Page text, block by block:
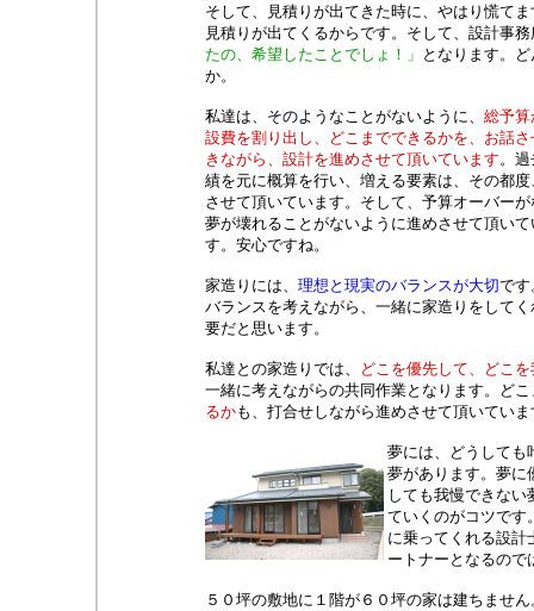
そして、見積りが出てきた時に、やはり慌て
見積りが出てくるからです。そして、設計事
たの、希望したことでしょ！」 となります。
か。
私達は、そのようなことがないように、 総予算
設費を割り出し、どこまでできるかを、お話さ
きながら、設計を進めさせて頂いています。
績を元に概算を行い、増える要素は、その都度
させて頂いています。そして、予算オーバー
夢が壊れることがないように進めさせて頂いて
す。安心ですね。
家造りには、 理想と現実のバランスが大切です
バランスを考えながら、一緒に家造りをして
要だと思います。
私達との家造りでは、
どこを優先して、どこ
一緒に考えながらの共同作業となります。どこ
るかも、打合せしながら進めさせて頂いていま
夢には、どうしても
夢があります。夢に
しても我慢できな
ていくのがコツです
に乗ってくれる設計
ートナーとなるので
５０坪の敷地に１階が６０坪の家は建ちませ